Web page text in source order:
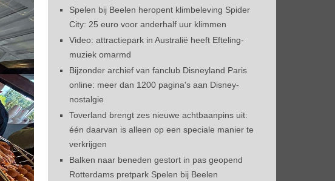
Spelen bij Beelen heropent klimbeleving Spider
City: 25 euro voor anderhalf uur klimmen
Video: attractiepark in Australië heeft Efteling-
muziek omarmd
Bijzonder archief van fanclub Disneyland Paris
online: meer dan 1200 pagina's aan Disney-
nostalgie
Toverland brengt zes nieuwe achtbaanpins uit:
één daarvan is alleen op een speciale manier te
verkrijgen
Balken naar beneden gestort in pas geopend
Rotterdams pretpark Spelen bij Beelen